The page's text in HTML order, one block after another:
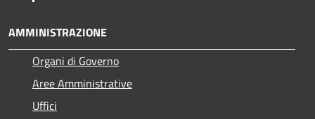
AMMINISTRAZIONE
Organi di Governo
Aree Amministrative
Uffici